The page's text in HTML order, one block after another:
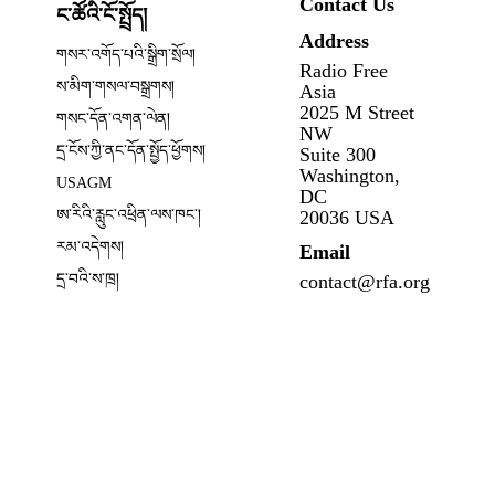
ང་ཚོའི་ངོ་སྤྲོད།
གསར་འགོད་པའི་སྒྲིག་སྲོལ།
ས་མིག་གསལ་བསྒྲགས།
Opens in new window
གསང་དོན་འགན་ལེན།
དྲ་ངོས་ཀྱི་ནང་དོན་སྤྱོད་ཕྱོགས།
USAGM
ཨ་རིའི་རླུང་འཕྲིན་ལས་ཁང༌།
Opens in new window
རམ་འདེགས།
དྲ་བའི་ས་ཁྲ།
Address
Radio Free
Asia
2025 M Street
NW
Suite 300
Washington,
DC
20036 USA
Email
contact@rfa.org